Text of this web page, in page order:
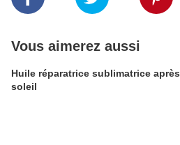
Vous aimerez aussi
Huile réparatrice sublimatrice après
soleil